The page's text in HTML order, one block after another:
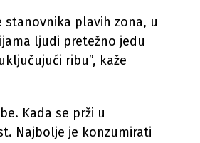
plavih zona, u
ljudi pretežno jedu
ribu”, kaže
Kada se prži u
Najbolje je konzumirati